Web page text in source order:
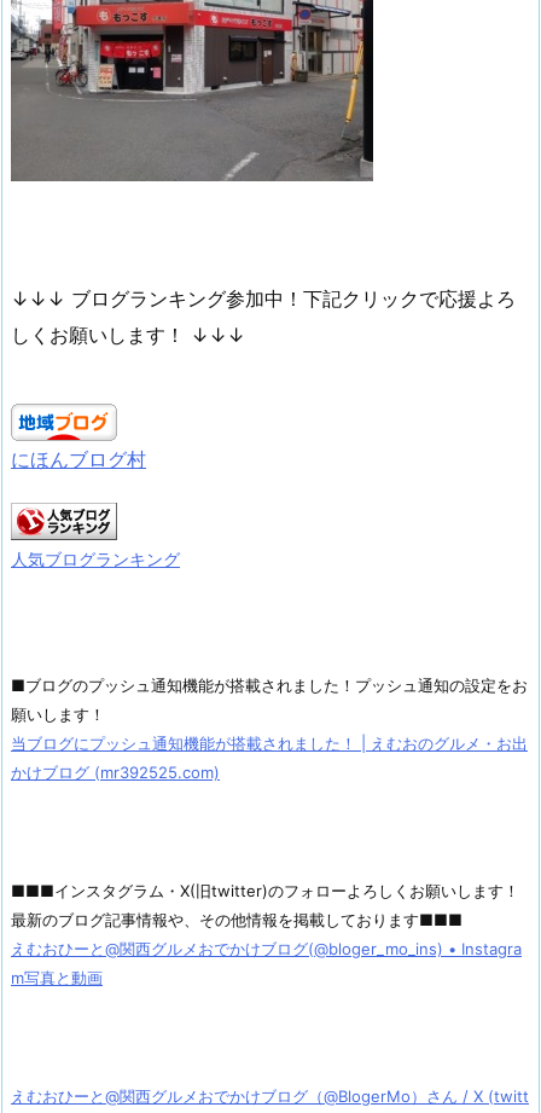
↓↓↓ ブログランキング参加中！下記クリックで応援よろ
しくお願いします！ ↓↓↓
にほんブログ村
人気ブログランキング
■ブログのプッシュ通知機能が搭載されました！プッシュ通知の設定をお
願いします！
当ブログにプッシュ通知機能が搭載されました！ | えむおのグルメ・お出
かけブログ (mr392525.com)
■■■インスタグラム・X(旧twitter)のフォローよろしくお願いします！
最新のブログ記事情報や、その他情報を掲載しております■■■
えむおひーと@関西グルメおでかけブログ(@bloger_mo_ins) • Instagra
m写真と動画
えむおひーと@関西グルメおでかけブログ（@BlogerMo）さん / X (twitt